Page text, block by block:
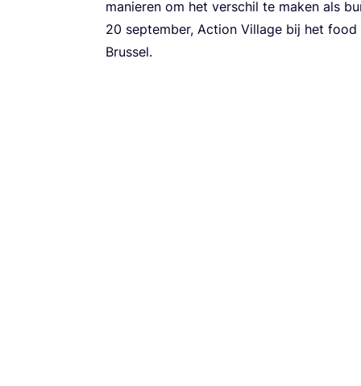
manie­ren om het ver­schil te maken als
20 sep­tem­ber, Acti­on Vil­la­ge bij het
Brussel.